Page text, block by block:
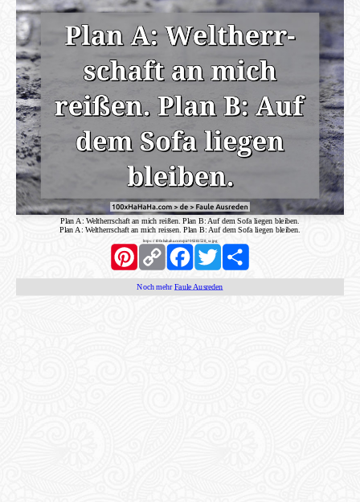
Plan A: Weltherrschaft an mich reißen. Plan B: Auf dem Sofa liegen bleiben.
Plan A: Weltherrschaft an mich reissen. Plan B: Auf dem Sofa liegen bleiben.
https://100xhahaha.com/pic!09281528_sr.jpg
PinterestCopy
Link
FacebookTwitter Share
Noch mehrFaule Ausreden